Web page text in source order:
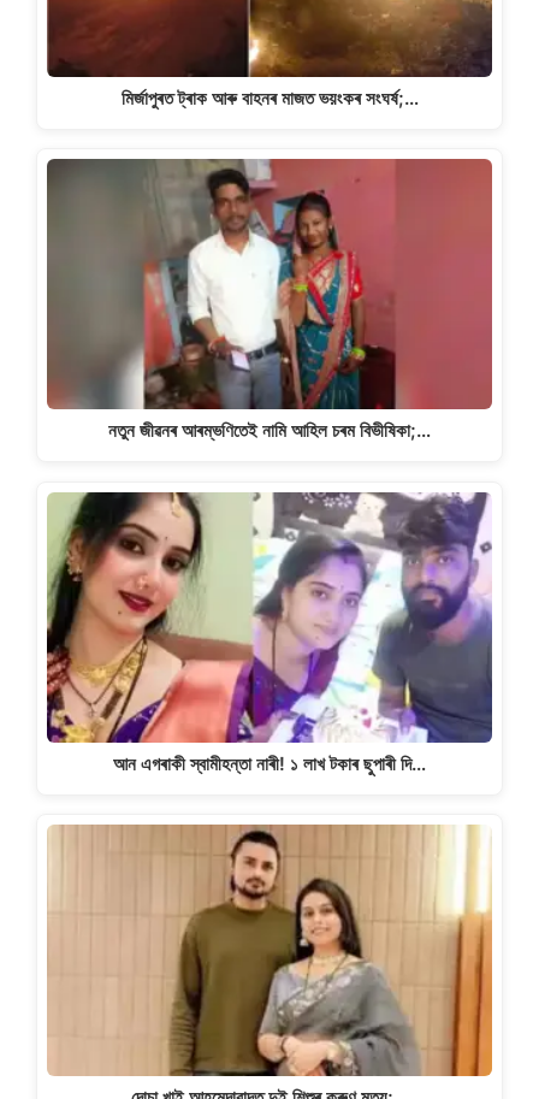
মিৰ্জাপুৰত ট্ৰাক আৰু বাহনৰ মাজত ভয়ংকৰ সংঘৰ্ষ;…
নতুন জীৱনৰ আৰম্ভণিতেই নামি আহিল চৰম বিভীষিকা;…
আন এগৰাকী স্বামীহন্তা নাৰী! ১ লাখ টকাৰ ছুপাৰী দি…